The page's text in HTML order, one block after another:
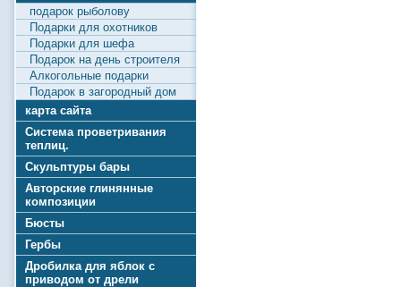
подарок рыболову
Подарки для охотников
Подарки для шефа
Подарок на день строителя
Алкогольные подарки
Подарок в загородный дом
карта сайта
Система проветривания
теплиц.
Скульптуры бары
Авторские глинянные
композиции
Бюсты
Гербы
Дробилка для яблок с
приводом от дрели